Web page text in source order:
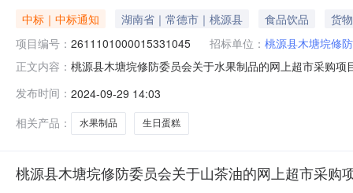
中标｜中标通知 湖南省｜常德市｜桃源县 食品饮品
货物
项目编号： 2611101000015331045 招标单位： 桃源县木塘垸修
正文内容： 桃源县木塘垸修防委员会关于水果制品的网上超市采购
称:湖南省常德市桃源县报价起止时间:-二、采购单位信
发布时间： 2024-09-29 14:03
相关产品：
水果制品 生日蛋糕
桃源县木塘垸修防委员会关于山茶油的网上超市采购